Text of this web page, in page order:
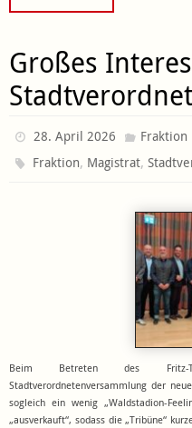
Großes
28. April 2026
Fraktion
Fraktion, Magistrat,
Beim Betreten des Fritz-
Stadtverordnetenversammlung der
sogleich ein wenig „Waldstadion-
„ausverkauft“, sodass die „Tribüne“